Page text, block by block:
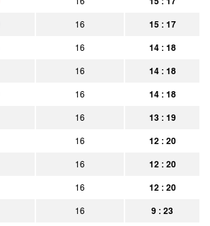
Bericht
Bericht
Bericht
16
15 : 17
16
14 : 18
16
14 : 18
16
14 : 18
16
13 : 19
16
12 : 20
16
12 : 20
16
12 : 20
16
9 : 23